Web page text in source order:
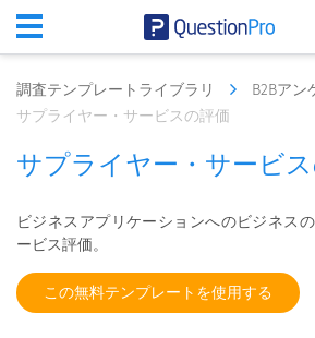
調査テンプレートライブラリ
B2Bアン
サプライヤー・サービスの評価
サプライヤー・サービ
ビジネスアプリケーションへのビジネス
ービス評価。
この無料テンプレートを使用する